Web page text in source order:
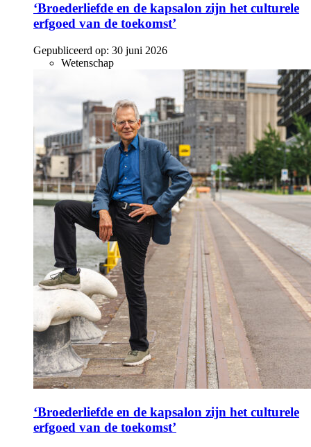
‘Broederliefde en de kapsalon zijn het culturele
erfgoed van de toekomst’
Gepubliceerd op: 30 juni 2026
Wetenschap
‘Broederliefde en de kapsalon zijn het culturele
erfgoed van de toekomst’